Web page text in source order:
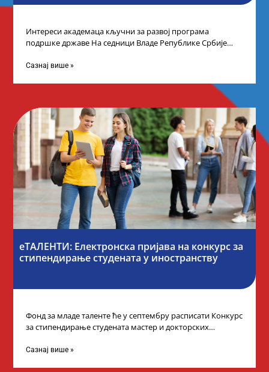
Интереси академаца кључни за развој програма
подршке државе На седници Владе Републике Србије
Сазнај више »
еТАЛЕНТИ: Електронска пријава на конкурс за
стипендирање студената у иностранству
Фонд за младе таленте ће у септембру расписати Конкурс
за стипендирање студената мастер и докторских
Сазнај више »